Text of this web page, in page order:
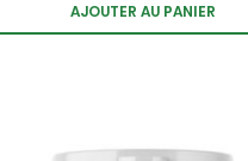
AJOUTER AU PANIER